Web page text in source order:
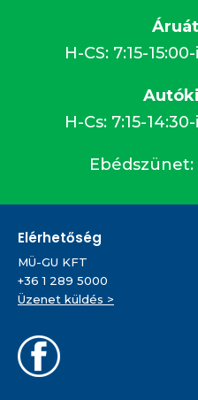
Elérhetőség
MÜ-GU KFT
+36 1 289 5000
Üzenet küldés >
H-CS: 7:15-
H-Cs: 7:15-
Ebédszünet: